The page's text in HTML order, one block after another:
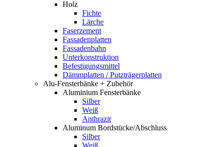
Holz
Fichte
Lärche
Faserzement
Fassadenplatten
Fassadenbahn
Unterkonstruktion
Befestigungsmittel
Dämmplatten / Putzträgerplatten
Alu-Fensterbänke + Zubehör
Aluminium Fensterbänke
Silber
Weiß
Anthrazit
Aluminum Bordstücke/Abschluss
Silber